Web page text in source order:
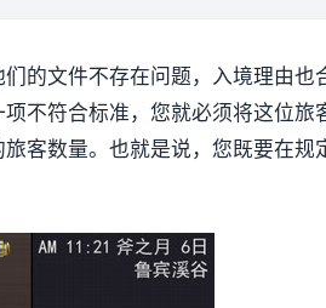
的文件不存在问题，入境理由也
不符合标准，您就必须将这位旅
客数量。也就是说，您既要在规